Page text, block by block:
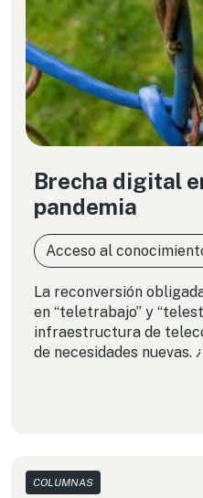
Brecha digital
pandemia
Acceso al
La reconversión
en “teletrabajo” y
infraestructura de
de necesidades nuevas.
conexión a internet a
COLUMNAS